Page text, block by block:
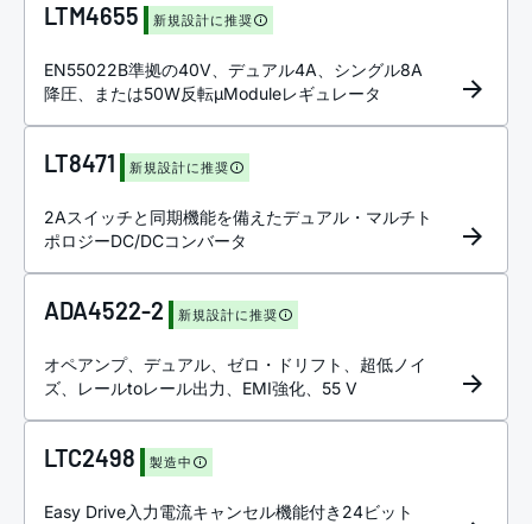
LTM4655 新規設計に推奨
EN55022B準拠の40V、デュアル4A、シングル8A
降圧、または50W反転µModuleレギュレータ
LT8471 新規設計に推奨
2Aスイッチと同期機能を備えたデュアル・マルチト
ポロジーDC/DCコンバータ
ADA4522-2 新規設計に推奨
オペアンプ、デュアル、ゼロ・ドリフト、超低ノイ
ズ、レールtoレール出力、EMI強化、55 V
LTC2498 製造中
Easy Drive入力電流キャンセル機能付き24ビット